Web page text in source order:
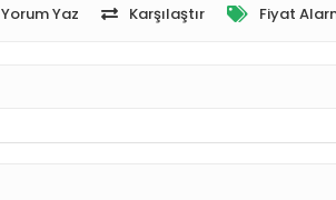
Yorum Yaz Karşılaştır Fiyat